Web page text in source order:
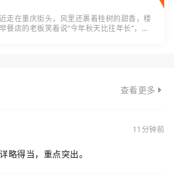
走在重庆街头，风里还裹着桂树的甜香，楼
餐店的老板笑着说“今年秋天比往年长”，我
查看更多
11分钟前
略得当，重点突出。